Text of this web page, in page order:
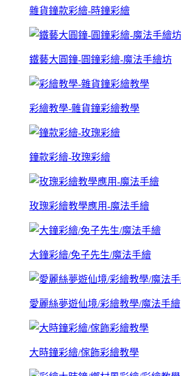
雜貨鐘款彩繪-時鐘彩繪
鐵藝大圓鐘-圓鐘彩繪-魔法手繪坊
彩繪教學-雜貨鐘彩繪教學
鐘款彩繪-玫瑰彩繪
玫瑰彩繪教學應用-魔法手繪
大鐘彩繪/免子先生/魔法手繪
愛麗絲夢遊仙境/彩繪教學/魔法手繪
大時鐘彩繪/傢飾彩繪教學